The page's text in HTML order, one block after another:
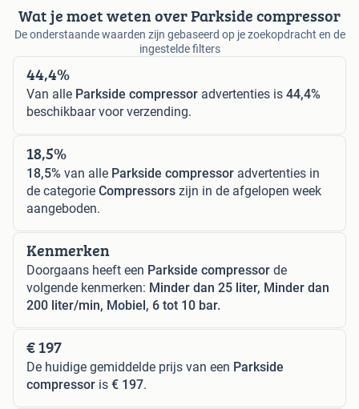
Wat je moet weten over Parkside compressor
De onderstaande waarden zijn gebaseerd op je zoekopdracht en de
ingestelde filters
44,4%
Van alle Parkside compressor advertenties is 44,4%
beschikbaar voor verzending.
18,5%
18,5% van alle Parkside compressor advertenties in
de categorie Compressors zijn in de afgelopen week
aangeboden.
Kenmerken
Doorgaans heeft een Parkside compressor de
volgende kenmerken: Minder dan 25 liter, Minder dan
200 liter/min, Mobiel, 6 tot 10 bar.
€ 197
De huidige gemiddelde prijs van een Parkside
compressor is € 197.